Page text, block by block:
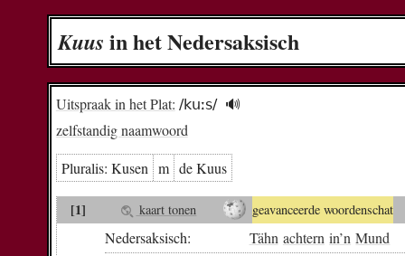
Kuus in het Nedersaksisch
Uitspraak in het Plat: /kuːs/ 🔊︎
zelfstandig naamwoord
Pluralis: Ku­sen m de Kuus
[1] kaart tonen geavanceerde woordenschat
Nedersaksisch: Tähn achtern in’n Mund